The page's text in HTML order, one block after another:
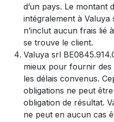
d’un pays. Le montant
intégralement à Valuya
n’inclut aucun frais lié
se trouve le client.
Valuya srl
mieux pour fournir
les délais convenus.
obligations ne peut
obligation de résultat.
ne peut en aucun cas